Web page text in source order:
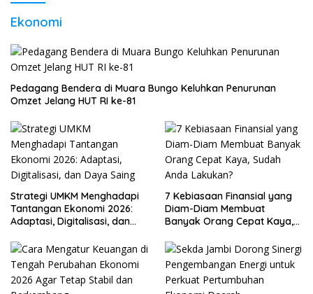
Ekonomi
Pedagang Bendera di Muara Bungo Keluhkan Penurunan
Omzet Jelang HUT RI ke-81
Strategi UMKM Menghadapi
Tantangan Ekonomi 2026:
Adaptasi, Digitalisasi, dan
7 Kebiasaan Finansial yang
Diam-Diam Membuat
Banyak Orang Cepat Kaya,